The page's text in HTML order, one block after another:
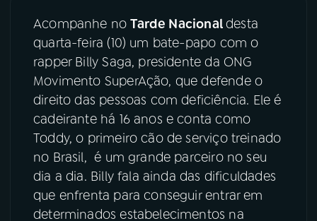
04PROGRAMAS
PODCASTS
06 VIDEOCASTS
ÚLTIMAS
08FESTIVAL DE MÚSICA
Acompanhe noTarde Nacionaldesta
quarta-feira (10) um bate-papo com o
rapper Billy Saga, presidente da ONG
Movimento SuperAção, que defende o
direito das pessoas com deficiência. Ele é
cadeirante há 16 anos e conta como
Toddy, o primeiro cão de serviço treinado
no Brasil, é um grande parceiro no seu
dia a dia. Billy fala ainda das dificuldades
que enfrenta para conseguir entrar em
determinados estabelecimentos na